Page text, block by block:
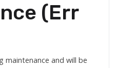
(Err
maintenance and will be